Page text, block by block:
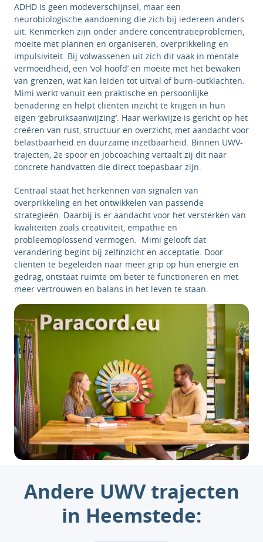
ADHD is geen modeverschijnsel, maar een
neurobiologische aandoening die zich bij iedereen anders
uit. Kenmerken zijn onder andere concentratieproblemen,
moeite met plannen en organiseren, overprikkeling en
impulsiviteit. Bij volwassenen uit zich dit vaak in mentale
vermoeidheid, een ‘vol hoofd’ en moeite met het bewaken
van grenzen, wat kan leiden tot uitval of burn-outklachten.
Mimi werkt vanuit een praktische en persoonlijke
benadering en helpt cliënten inzicht te krijgen in hun
eigen ‘gebruiksaanwijzing’. Haar werkwijze is gericht op het
creëren van rust, structuur en overzicht, met aandacht voor
belastbaarheid en duurzame inzetbaarheid. Binnen UWV-
trajecten, 2e spoor en jobcoaching vertaalt zij dit naar
concrete handvatten die direct toepasbaar zijn.
Centraal staat het herkennen van signalen van
overprikkeling en het ontwikkelen van passende
strategieën. Daarbij is er aandacht voor het versterken van
kwaliteiten zoals creativiteit, empathie en
probleemoplossend vermogen. Mimi gelooft dat
verandering begint bij zelfinzicht en acceptatie. Door
cliënten te begeleiden naar meer grip op hun energie en
gedrag, ontstaat ruimte om beter te functioneren en met
meer vertrouwen en balans in het leven te staan.
Andere UWV trajecten
in Heemstede: